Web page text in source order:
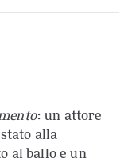
: un attore
alla
al ballo e un